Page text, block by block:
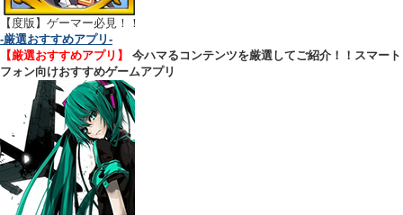
【 度版】ゲーマー必見！！
-厳選おすすめアプリ-
【厳選おすすめアプリ】
今ハマるコンテンツを厳選してご紹介！！スマート
フォン向けおすすめゲームアプリ